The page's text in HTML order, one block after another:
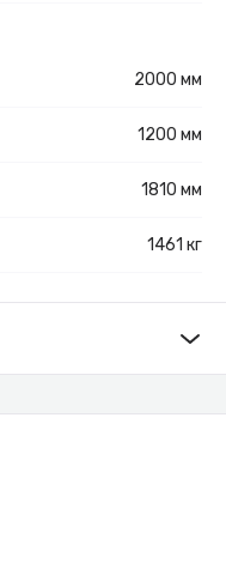
2000 мм
1200 мм
1810 мм
1461 кг